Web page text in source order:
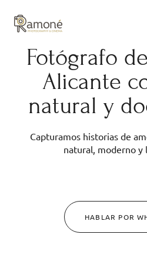
Fotógrafo
Alicante
natural y
Capturamos historias de
natural, moderno y
HABLAR POR